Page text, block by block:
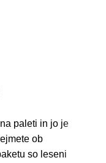
paleti in jo je
ob
so leseni